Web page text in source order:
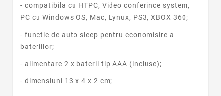
- compatibila cu HTPC, Video conferince system,
PC cu Windows OS, Mac, Lynux, PS3, XBOX 360;
- functie de auto sleep pentru economisire a
bateriilor;
- alimentare 2 x baterii tip AAA (incluse);
- dimensiuni 13 x 4 x 2 cm;